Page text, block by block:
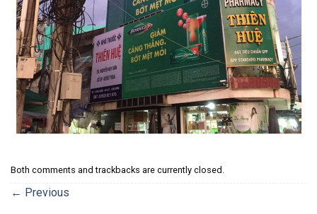
Both comments and trackbacks are currently closed.
← Previous